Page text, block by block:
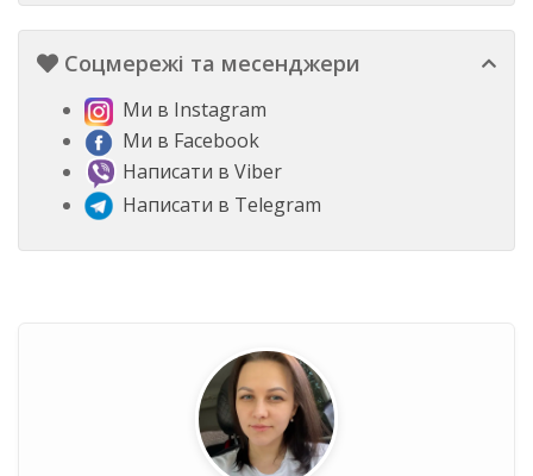
Соцмережі та месенджери
Ми в Instagram
Ми в Facebook
Написати в Viber
Написати в Telegram